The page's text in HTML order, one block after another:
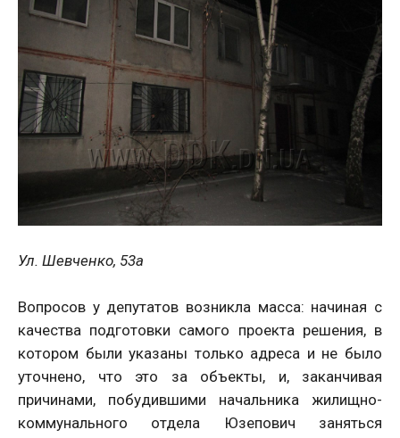
Ул. Шевченко, 53а
Вопросов у депутатов возникла масса: начиная с
качества подготовки самого проекта решения, в
котором были указаны только адреса и не было
уточнено, что это за объекты, и, заканчивая
причинами, побудившими начальника жилищно-
коммунального отдела Юзепович заняться